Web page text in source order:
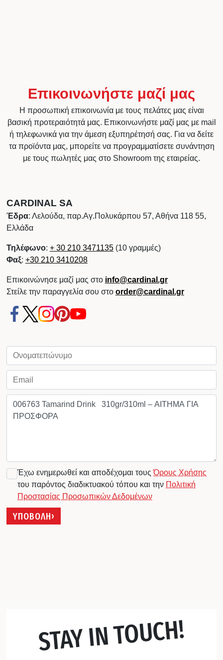
Επικοινωνήστε μαζί μας
Η προσωπική επικοινωνία με τους πελάτες μας είναι
βασική προτεραιότητά μας. Επικοινωνήστε μαζί μας με mail
ή τηλεφωνικά για την άμεση εξυπηρέτησή σας. Για να δείτε
τα προϊόντα μας, μπορείτε να προγραμματίσετε συνάντηση
με τους πωλητές μας στο Showroom της εταιρείας.
CARDINAL SA
Έδρα: Λελούδα, παρ.Αγ.Πολυκάρπου 57, Αθήνα 118 55,
Ελλάδα
Τηλέφωνο: + 30 210 3471135(10 γραμμές)
Φαξ: +30 210 3410208
Επικοινώνησε μαζί μας στο info@cardinal.gr
Στείλε την παραγγελία σου στο order@cardinal.gr
Έχω ενημερωθεί και αποδέχομαι τουςΌρους Χρήσης
του παρόντος διαδικτυακού τόπου και την Πολιτική
Προστασίας Προσωπικών Δεδομένων
ΥΠΟΒΟΛΗ
STAY IN TOUCH!